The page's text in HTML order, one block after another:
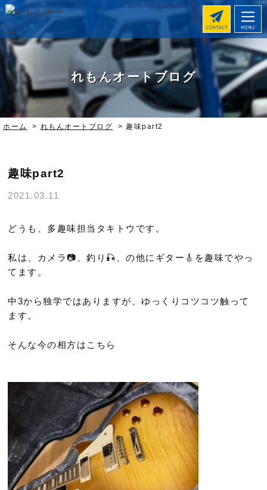
れもんオートブログ
ホーム > れもんオートブログ > 趣味part2
趣味part2
2021.03.11
どうも、多趣味担当タキトウです。
私は、カメラ📷、釣り🎣、の他にギター🎸を趣味でやっ
てます。
中3から独学ではありますが、ゆっくりコツコツ触って
ます。
そんな今の相方はこちら